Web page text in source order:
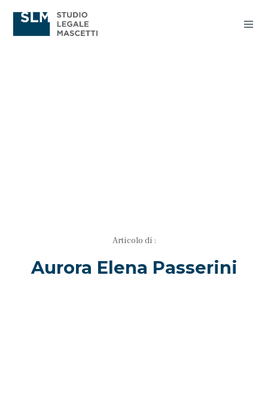
Articolo di :
Aurora Elena Passerini